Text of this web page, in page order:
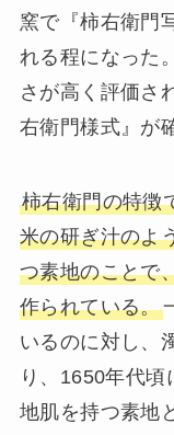
窯で『柿右衛門
れる程になった
さが高く評価さ
右衛門様式』が
柿右衛門の特徴
米の研ぎ汁のよ
つ素地のことで
作られている。
いるのに対し、
り、1650年代
地肌を持つ素地